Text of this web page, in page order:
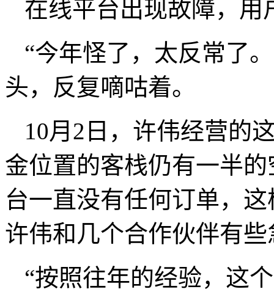
在线平台出现故障，用
“今年怪了，太反常了
头，反复嘀咕着。
10月2日，许伟经营的
金位置的客栈仍有一半
台一直没有任何订单，
许伟和几个合作伙伴有些
“按照往年的经验，这